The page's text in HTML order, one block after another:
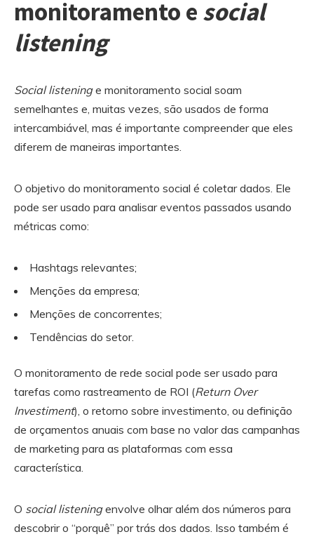
monitoramento e social
listening
Social listeninge monitoramento social soam
semelhantes e, muitas vezes, são usados ​​de forma
intercambiável, mas é importante compreender que eles
diferem de maneiras importantes.
O objetivo do monitoramento social é coletar dados. Ele
pode ser usado para analisar eventos passados ​​usando
métricas como:
Hashtags relevantes;
Menções da empresa;
Menções de concorrentes;
Tendências do setor.
O monitoramento de rede social pode ser usado para
tarefas como rastreamento de ROI (Return Over
Investiment), o retorno sobre investimento, ou definição
de orçamentos anuais com base no valor das campanhas
de marketing para as plataformas com essa
característica.
O social listeningenvolve olhar além dos números para
descobrir o “porquê” por trás dos dados. Isso também é